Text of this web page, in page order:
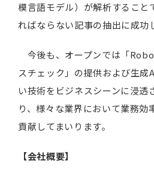
模言語モデル）が解析すること
ればならない記事の抽出に成功
今後も、オープンでは「
スチェック」の提供および生成
い技術をビジネスシーンに浸透
り、様々な業界において業務効
貢献してまいります。
【会社概要】